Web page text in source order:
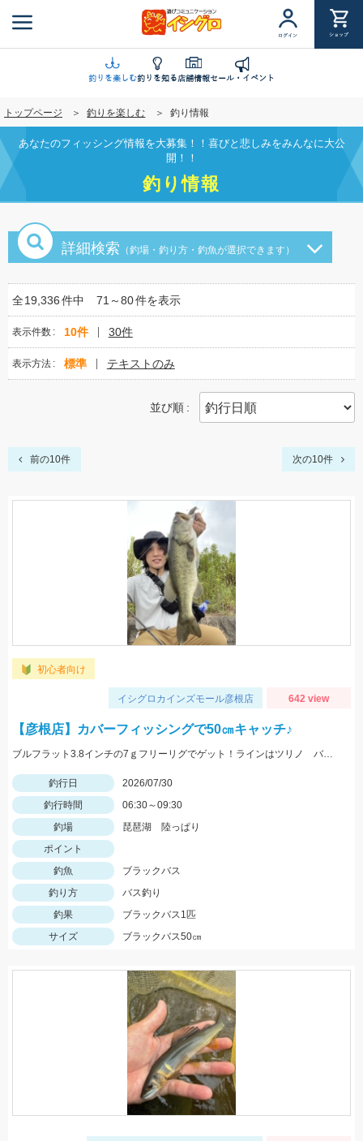
ン
に
移
動
ログイン ショップ
釣りを楽しむ釣りを知る店舗情報セール・イベント
トップページ 釣りを楽しむ 釣り情報
あなたのフィッシング情報を大募集！！喜びと悲しみをみんなに大公
開！！
釣り情報
詳細検索 （釣場・釣り方・釣魚が選択できます）
全19,336件中 71～80件を表示
表示件数 10件 30件
表示方法 標準 テキストのみ
並び順
前の10件 次の10件
初心者向け
イシグロカインズモール彦根店 642 view
【彦根店】カバーフィッシングで50㎝キャッチ♪
ブルフラット3.8インチの7ｇフリーリグでゲット！ラインはツリノ バス用フロロカーボンライン20LB、フックはオーナー直リグフック3/0を使いました♪
釣行日
2026/07/30
釣行時間
06:30～09:30
釣場
琵琶湖 陸っぱり
ポイント
釣魚
ブラックバス
釣り方
バス釣り
釣果
ブラックバス1匹
サイズ
ブラックバス50㎝